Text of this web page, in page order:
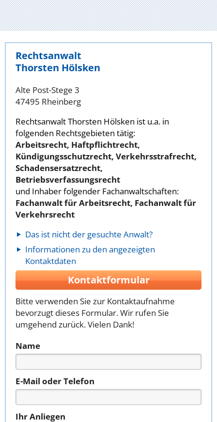
Rechtsanwalt
Thorsten Hölsken
Alte Post-Stege 3
47495 Rheinberg
Rechtsanwalt Thorsten Hölsken ist u.a. in
folgenden Rechtsgebieten tätig:
Arbeitsrecht, Haftpflichtrecht,
Kündigungsschutzrecht, Verkehrsstrafrecht,
Schadensersatzrecht,
Betriebsverfassungsrecht
und Inhaber folgender Fachanwaltschaften:
Fachanwalt für Arbeitsrecht, Fachanwalt für
Verkehrsrecht
Das ist nicht der gesuchte Anwalt?
Informationen zu den angezeigten
Kontaktdaten
Kontaktformular
Bitte verwenden Sie zur Kontaktaufnahme
bevorzugt dieses Formular. Wir rufen Sie
umgehend zurück. Vielen Dank!
Name
E-Mail oder Telefon
Ihr Anliegen